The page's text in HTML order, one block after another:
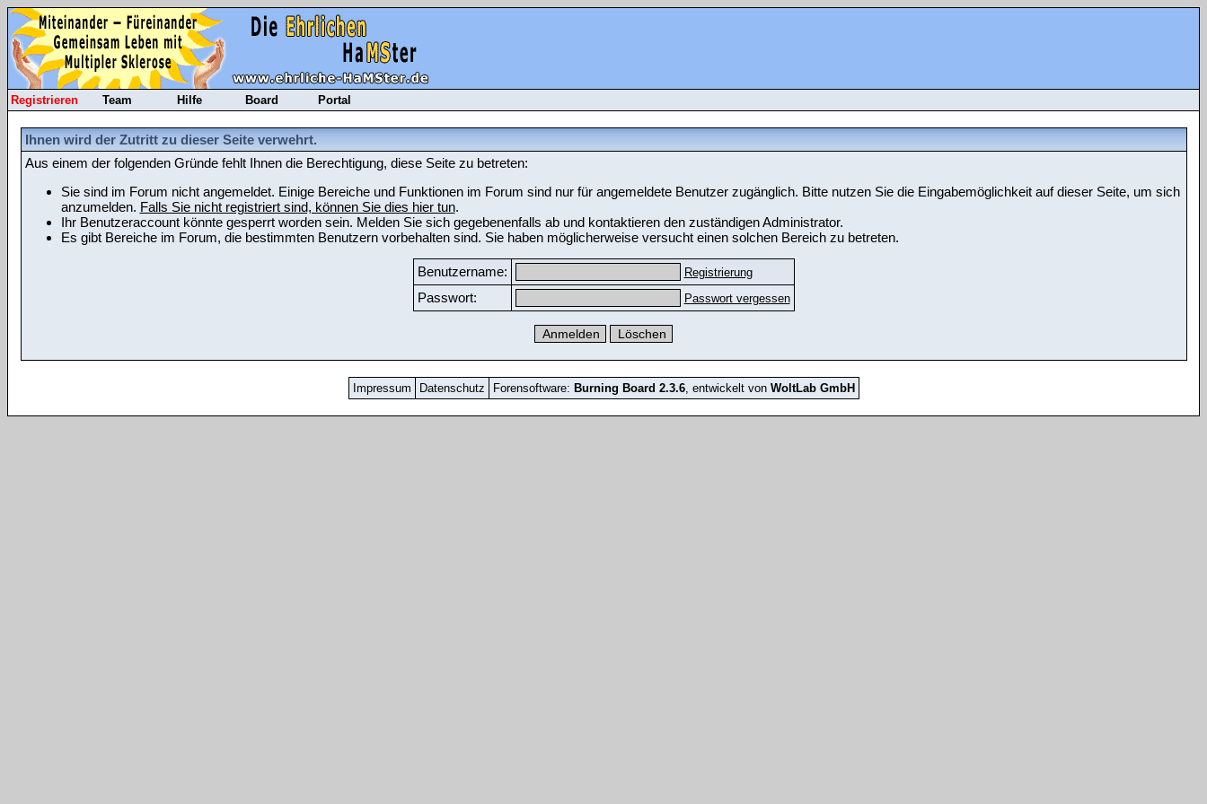
Registrieren Team Hilfe Board Portal
Ihnen wird der Zutritt zu dieser Seite verwehrt.
Aus einem der folgenden Gründe fehlt Ihnen die Berechtigung, diese Seite zu betreten:
Sie sind im Forum nicht angemeldet. Einige Bereiche und Funktionen im Forum sind nur für angemeldete Benutzer zugänglich. Bitte nutzen Sie die Eingabemöglichkeit auf dieser Seite, um sich
anzumelden. Falls Sie nicht registriert sind, können Sie dies hier tun.
Ihr Benutzeraccount könnte gesperrt worden sein. Melden Sie sich gegebenenfalls ab und kontaktieren den zuständigen Administrator.
Es gibt Bereiche im Forum, die bestimmten Benutzern vorbehalten sind. Sie haben möglicherweise versucht einen solchen Bereich zu betreten.
Benutzername: Registrierung
Passwort: Passwort vergessen
Impressum Datenschutz Forensoftware: Burning Board 2.3.6, entwickelt von WoltLab GmbH